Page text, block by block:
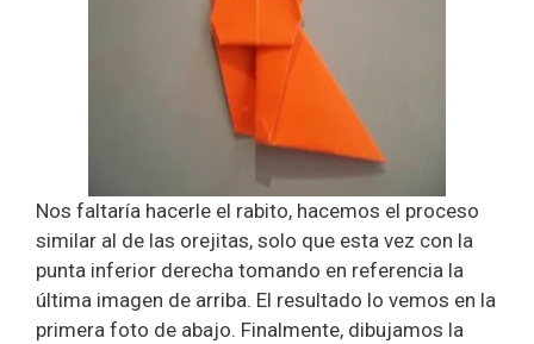
Nos faltaría hacerle el rabito, hacemos el proceso
similar al de las orejitas, solo que esta vez con la
punta inferior derecha tomando en referencia la
última imagen de arriba. El resultado lo vemos en la
primera foto de abajo. Finalmente, dibujamos la